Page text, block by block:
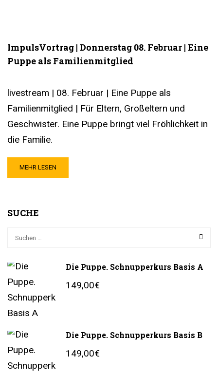
ImpulsVortrag | Donnerstag 08. Februar | Eine
Puppe als Familienmitglied
livestream | 08. Februar | Eine Puppe als
Familienmitglied | Für Eltern, Großeltern und
Geschwister. Eine Puppe bringt viel Fröhlichkeit in
die Familie.
MEHR LESEN
SUCHE
Die Puppe. Schnupperkurs Basis A
149,00€
Die Puppe. Schnupperkurs Basis B
149,00€